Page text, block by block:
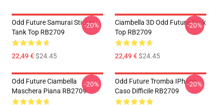
Odd Future Samurai Sticker
Tank Top RB2709
22,49 €$24.45
-20%
Ciambella 3D Odd Future Tank
Top RB2709
22,49 €$24.45
-20%
Odd Future Ciambella
Maschera Piana RB2709
-20%
Odd Future Tromba IPhone
Caso Difficile RB2709
-20%